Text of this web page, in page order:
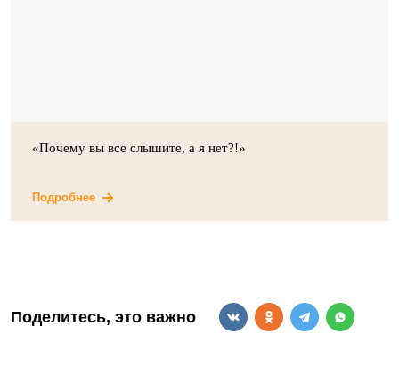
«Почему вы все слышите, а я нет?!»
Подробнее
Поделитесь, это важно